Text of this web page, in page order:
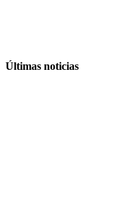
Últimas noticias